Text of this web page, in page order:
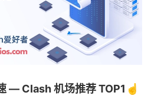
— Clash 机场推荐 TOP1☝️